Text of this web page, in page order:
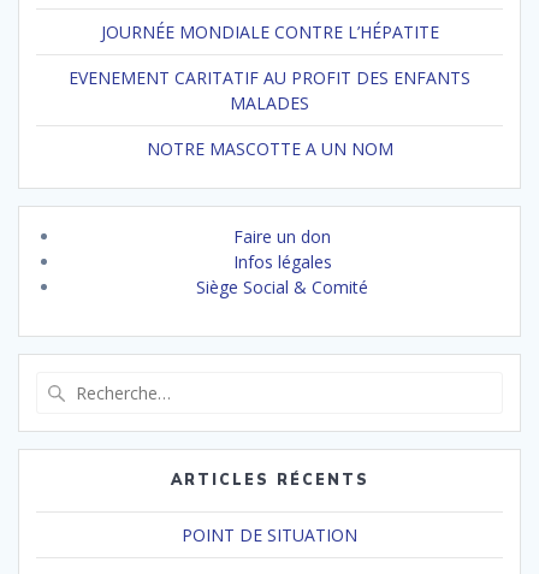
JOURNÉE MONDIALE CONTRE L’HÉPATITE
EVENEMENT CARITATIF AU PROFIT DES ENFANTS
MALADES
NOTRE MASCOTTE A UN NOM
Faire un don
Infos légales
Siège Social & Comité
:
ARTICLES RÉCENTS
POINT DE SITUATION